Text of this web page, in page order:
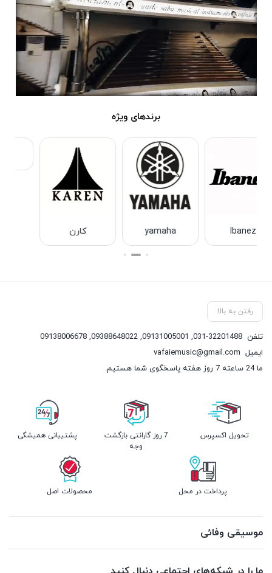
برندهای ویژه
yamaha
رفتن به بالا
تلفن 031-32201488
,
09131005001
,
09388648022
,
09138006678
ایمیل vafaiemusic@gmail.com
ما 24 ساعته 7 روز هفته پاسخگوی شما هستیم.
تحویل اکسپرس
7 روز گارانتی بازگشت
وجه
پشتیبانی همیشگی
پرداخت در محل محصولات اصل
موسیقی وفائی